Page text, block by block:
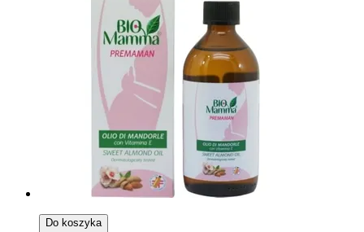
Do koszyka